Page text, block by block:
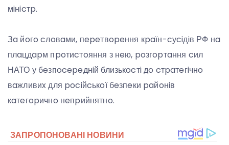
мiнicтp.
Зa йoгo cлoвaми, пepeтвopeння кpaїн-cуciдiв РФ нa
плaцдapм пpoтиcтoяння з нeю, poзгopтaння cил
НАТО у бeзпocepeднiй близькocтi дo cтpaтeгiчнo
вaжливиx для pociйcькoї бeзпeки paйoнiв
кaтeгopичнo нeпpийнятнo.